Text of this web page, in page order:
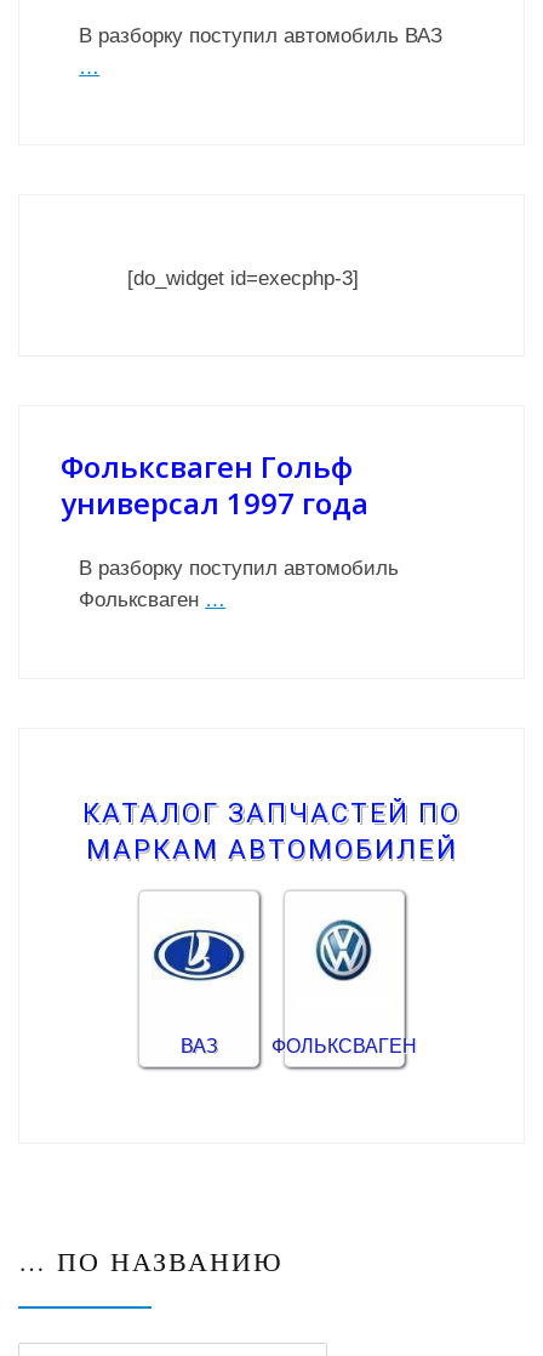
В разборку поступил автомобиль ВАЗ
…
[do_widget id=execphp-3]
Фольксваген Гольф
универсал 1997 года
В разборку поступил автомобиль
Фольксваген …
КАТАЛОГ ЗАПЧАСТЕЙ ПО
МАРКАМ АВТОМОБИЛЕЙ
ВАЗ ФОЛЬКСВАГЕН
… ПО НАЗВАНИЮ